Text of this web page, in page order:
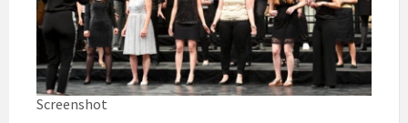
Screenshot